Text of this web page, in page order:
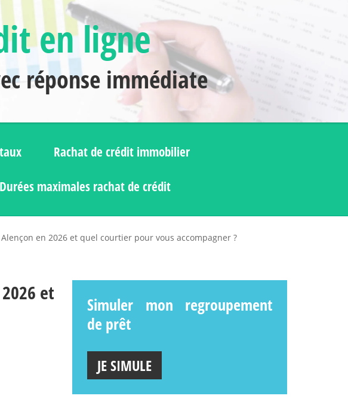
en ligne
réponse immédiate
Rachat de crédit immobilier
Durées maximales rachat de crédit
en 2026 et quel courtier pour vous accompagner ?
et
Simuler mon regroupement
de prêt
JE SIMULE